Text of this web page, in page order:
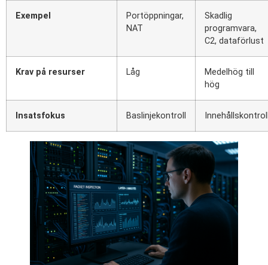
Exempel
Portöppningar,
NAT
Skadlig
programvara,
C2, dataförlust
Krav på resurser Låg
Medelhög till
hög
Insatsfokus Baslinjekontroll